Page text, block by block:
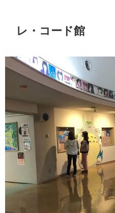
レ・コード館